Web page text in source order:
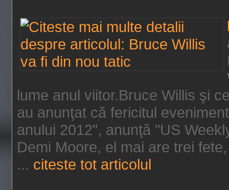
lume anul viitor.Bruce Willis şi
au anunţat că fericitul
anului 2012", anunţă "US
Demi Moore, el mai are trei
... citeste tot articolul